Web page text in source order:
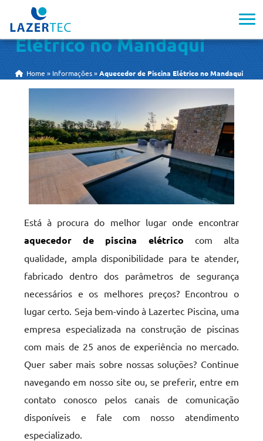
Aquecedor de Piscina
Elétrico no Mandaqui
Home » Informações »Aquecedor de Piscina Elétrico no Mandaqui
Está à procura do melhor lugar onde encontrar
aquecedor de piscina elétrico com alta
qualidade, ampla disponibilidade para te atender,
fabricado dentro dos parâmetros de segurança
necessários e os melhores preços? Encontrou o
lugar certo. Seja bem-vindo à Lazertec Piscina, uma
empresa especializada na construção de piscinas
com mais de 25 anos de experiência no mercado.
Quer saber mais sobre nossas soluções? Continue
navegando em nosso site ou, se preferir, entre em
contato conosco pelos canais de comunicação
disponíveis e fale com nosso atendimento
especializado.